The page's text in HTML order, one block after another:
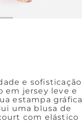
e sofisticação
em jersey leve e
estampa gráfica
uma blusa de
com elástico